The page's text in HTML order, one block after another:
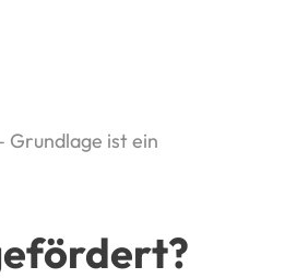
Grundlage ist ein